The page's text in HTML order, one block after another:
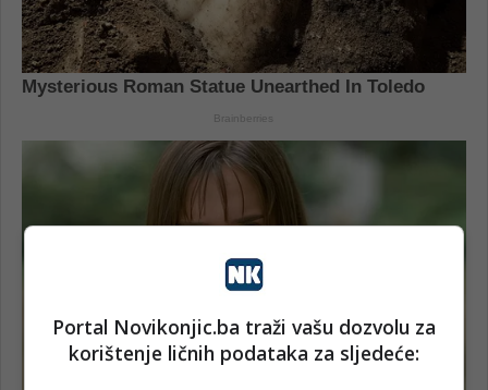
Portal Novikonjic.ba traži vašu dozvolu za
korištenje ličnih podataka za sljedeće: